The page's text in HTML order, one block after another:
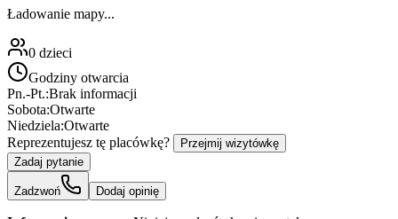
Ładowanie mapy...
0 dzieci
Godziny otwarcia
Pn.-Pt.:Brak informacji
Sobota:Otwarte
Niedziela:Otwarte
Reprezentujesz tę placówkę?
Przejmij wizytówkę
Zadaj pytanie
Zadzwoń Dodaj opinię